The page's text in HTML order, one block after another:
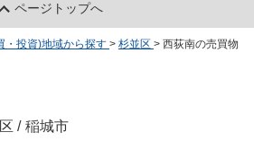
ページトップへ
・投資)地域から探す > 杉並区 > 西荻南の売買物
/ 稲城市